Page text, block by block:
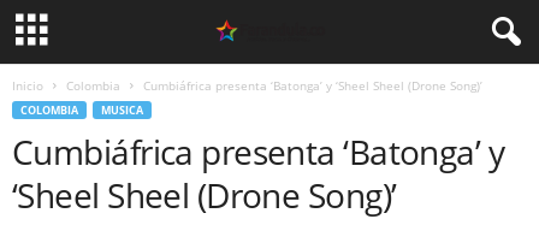
Inicio Colombia Cumbiáfrica presenta ‘Batonga’ y ‘Sheel Sheel (Drone Song)’
COLOMBIA MUSICA
Cumbiáfrica presenta ‘Batonga’ y
‘Sheel Sheel (Drone Song)’